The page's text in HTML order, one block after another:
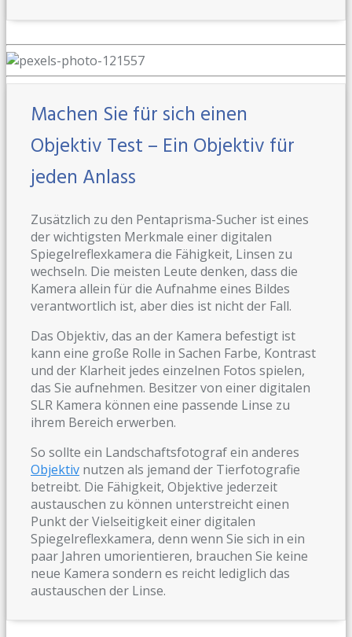
Machen Sie für sich einen
Objektiv Test – Ein Objektiv für
jeden Anlass
Zusätzlich zu den Pentaprisma-Sucher ist eines
der wichtigsten Merkmale einer digitalen
Spiegelreflexkamera die Fähigkeit, Linsen zu
wechseln. Die meisten Leute denken, dass die
Kamera allein für die Aufnahme eines Bildes
verantwortlich ist, aber dies ist nicht der Fall.
Das Objektiv, das an der Kamera befestigt ist
kann eine große Rolle in Sachen Farbe, Kontrast
und der Klarheit jedes einzelnen Fotos spielen,
das Sie aufnehmen. Besitzer von einer digitalen
SLR Kamera können eine passende Linse zu
ihrem Bereich erwerben.
So sollte ein Landschaftsfotograf ein anderes
Objektiv nutzen als jemand der Tierfotografie
betreibt. Die Fähigkeit, Objektive jederzeit
austauschen zu können unterstreicht einen
Punkt der Vielseitigkeit einer digitalen
Spiegelreflexkamera, denn wenn Sie sich in ein
paar Jahren umorientieren, brauchen Sie keine
neue Kamera sondern es reicht lediglich das
austauschen der Linse.